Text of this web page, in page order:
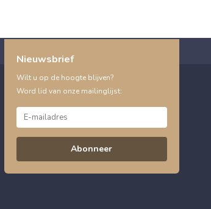
Nieuwsbrief
Wilt u op de hoogte blijven?
Word lid van onze mailinglijst:
Abonneer